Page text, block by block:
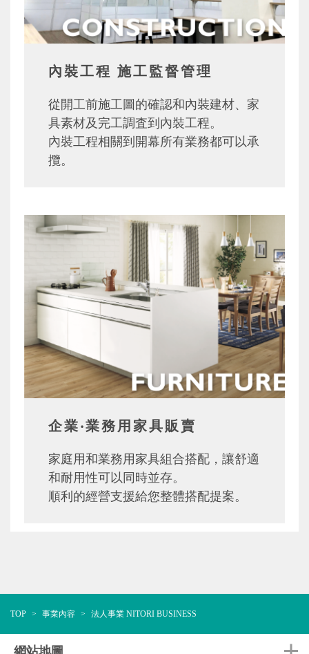
內裝工程 施工監督管理
從開工前施工圖的確認和內裝建材、家
具素材及完工調査到內裝工程。
內裝工程相關到開幕所有業務都可以承
攬。
企業‧業務用家具販賣
家庭用和業務用家具組合搭配，讓舒適
和耐用性可以同時並存。
順利的經營支援給您整體搭配提案。
TOP 事業內容 法人事業 NITORI BUSINESS
網站地圖